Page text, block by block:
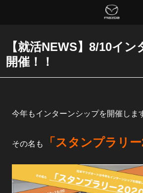
【就活NEWS】8/10イ
開催！！
今年もインターンシップを開催しま
その名も 「スタンプラリー